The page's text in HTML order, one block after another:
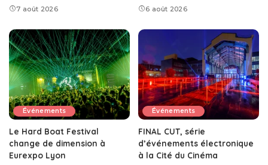
7 août 2026 6 août 2026
Événements
Le Hard Boat Festival
change de dimension à
Eurexpo Lyon
Événements
FINAL CUT, série
d’événements électronique
à la Cité du Cinéma